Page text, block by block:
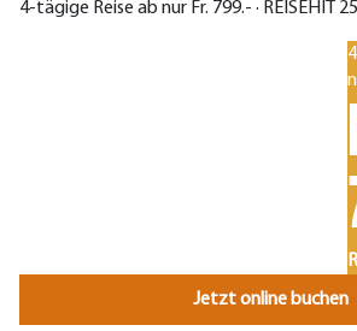
4-tägige Reise ab nur Fr. 799.- · REISEHIT
Jetzt online buchen